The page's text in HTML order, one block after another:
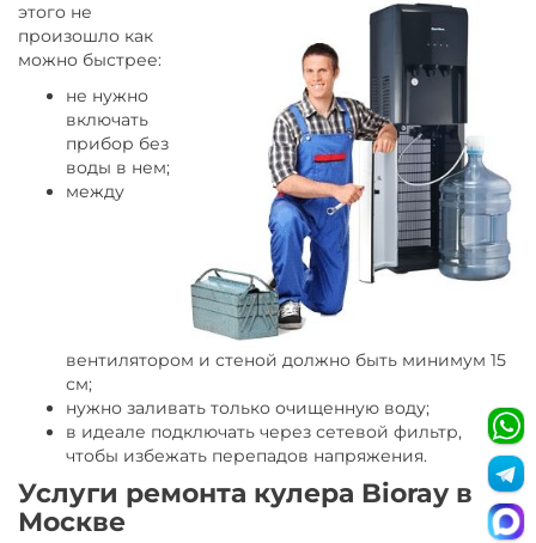
этого не
произошло как
можно быстрее:
не нужно
включать
прибор без
воды в нем;
между
вентилятором и стеной должно быть минимум 15
см;
нужно заливать только очищенную воду;
в идеале подключать через сетевой фильтр,
чтобы избежать перепадов напряжения.
Услуги ремонта кулера Bioray в
Москве